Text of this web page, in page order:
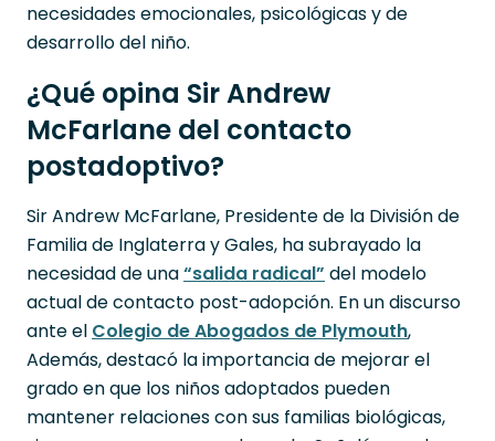
necesidades emocionales, psicológicas y de
desarrollo del niño.
¿Qué opina Sir Andrew
McFarlane del contacto
postadoptivo?
Sir Andrew McFarlane, Presidente de la División de
Familia de Inglaterra y Gales, ha subrayado la
necesidad de una“salida radical” del modelo
actual de contacto post-adopción. En un discurso
ante el Colegio de Abogados de Plymouth,
Además, destacó la importancia de mejorar el
grado en que los niños adoptados pueden
mantener relaciones con sus familias biológicas,